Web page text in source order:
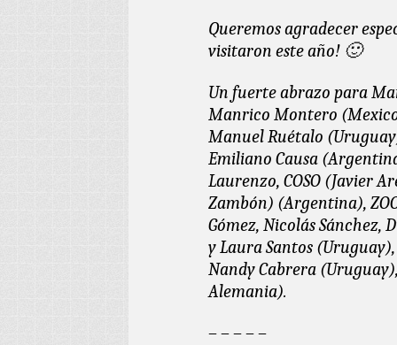
Queremos agradecer
visitaron este año! 🙂
Un fuerte abrazo para
Manrico Montero
Manuel Ruétalo
Emiliano Causa
Laurenzo, COSO (Javier
Zambón) (Argentina),
Gómez, Nicolás Sánchez,
y Laura Santos
Nandy Cabrera
Alemania).
– – – – –